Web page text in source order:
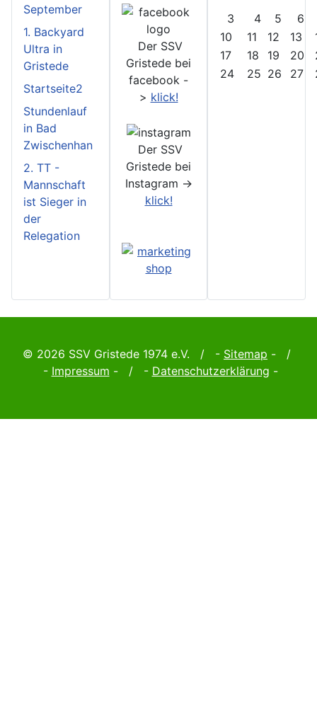
September
1. Backyard
Ultra in
Gristede
Startseite2
Stundenlauf
in Bad
Zwischenhan
2. TT -
Mannschaft
ist Sieger in
der
Relegation
Der SSV
Gristede bei
facebook -
> klick!
Der SSV
Gristede bei
Instagram ->
klick!
3 4 5 6
10
11 12 13
17
18 19 20
24
25 26 27
© 2026 SSV Gristede 1974 e.V. / - Sitemap - /
- Impressum - / - Datenschutzerklärung -